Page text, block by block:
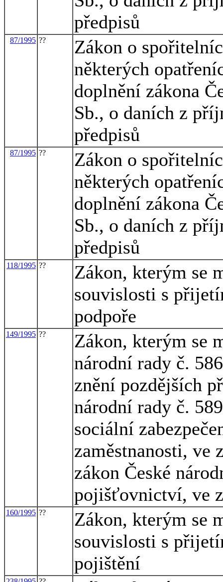
předpisů
87/1995 ??
Zákon o
některých
doplnění zákona
Sb., o daních z
předpisů
87/1995 ??
Zákon o
některých
doplnění zákona
Sb., o daních z
předpisů
118/1995 ??
Zákon, kterým se
souvislosti s
podpoře
149/1995 ??
Zákon, kterým se
národní rady č.
znění pozdějších
národní rady č.
sociální
zaměstnanosti, ve
zákon České
pojišťovnictví, ve
160/1995 ??
Zákon, kterým se
souvislosti s
pojištění